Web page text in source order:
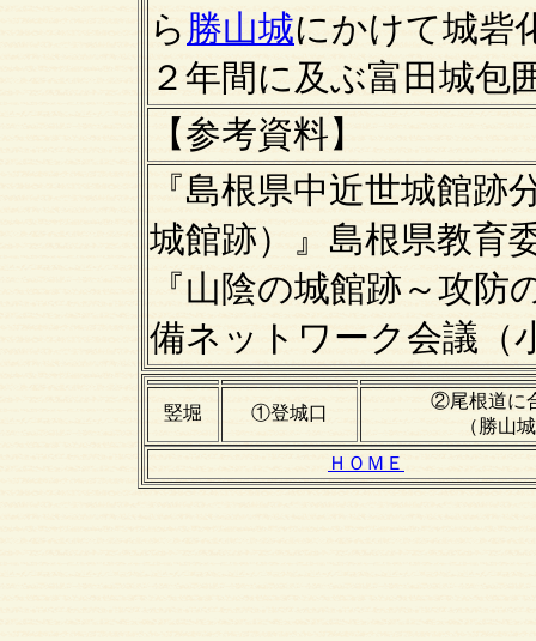
ら 勝山城にかけて城砦
２年間に及ぶ富田城包
【参考資料】
『島根県中近世城館跡
城館跡）』島根県教育
『山陰の城館跡～攻
備ネットワーク会議（
竪堀 ①登城口
②尾根道に
（勝山
ＨＯＭＥ